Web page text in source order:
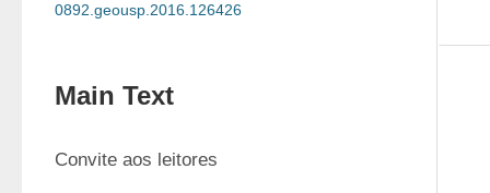
0892.geousp.2016.126426
Main Text
Convite aos leitores